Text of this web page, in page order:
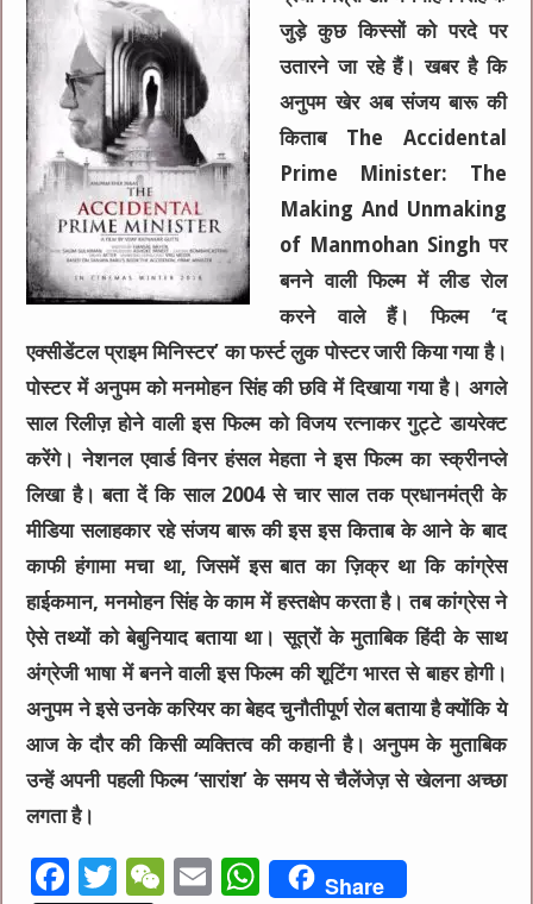
जुड़े कुछ किस्सों को परदे पर
उतारने जा रहे हैं। खबर है कि
अनुपम खेर अब संजय बारू की
किताब The Accidental
Prime Minister: The
Making And Unmaking
of Manmohan Singh पर
बनने वाली फिल्म में लीड रोल
करने वाले हैं। फिल्म ‘द
एक्सीडेंटल प्राइम मिनिस्टर’ का फर्स्ट लुक पोस्टर जारी किया गया है।
पोस्टर में अनुपम को मनमोहन सिंह की छवि में दिखाया गया है। अगले
साल रिलीज़ होने वाली इस फिल्म को विजय रत्नाकर गुट्टे डायरेक्ट
करेंगे। नेशनल एवार्ड विनर हंसल मेहता ने इस फिल्म का स्क्रीनप्ले
लिखा है। बता दें कि साल 2004 से चार साल तक प्रधानमंत्री के
मीडिया सलाहकार रहे संजय बारू की इस इस किताब के आने के बाद
काफी हंगामा मचा था, जिसमें इस बात का ज़िक्र था कि कांग्रेस
हाईकमान, मनमोहन सिंह के काम में हस्तक्षेप करता है। तब कांग्रेस ने
ऐसे तथ्यों को बेबुनियाद बताया था। सूत्रों के मुताबिक हिंदी के साथ
अंग्रेजी भाषा में बनने वाली इस फिल्म की शूटिंग भारत से बाहर होगी।
अनुपम ने इसे उनके करियर का बेहद चुनौतीपूर्ण रोल बताया है क्योंकि ये
आज के दौर की किसी व्यक्तित्व की कहानी है। अनुपम के मुताबिक
उन्हें अपनी पहली फिल्म ‘सारांश’ के समय से चैलेंजेज़ से खेलना अच्छा
लगता है।
F
T
W E
W
Share